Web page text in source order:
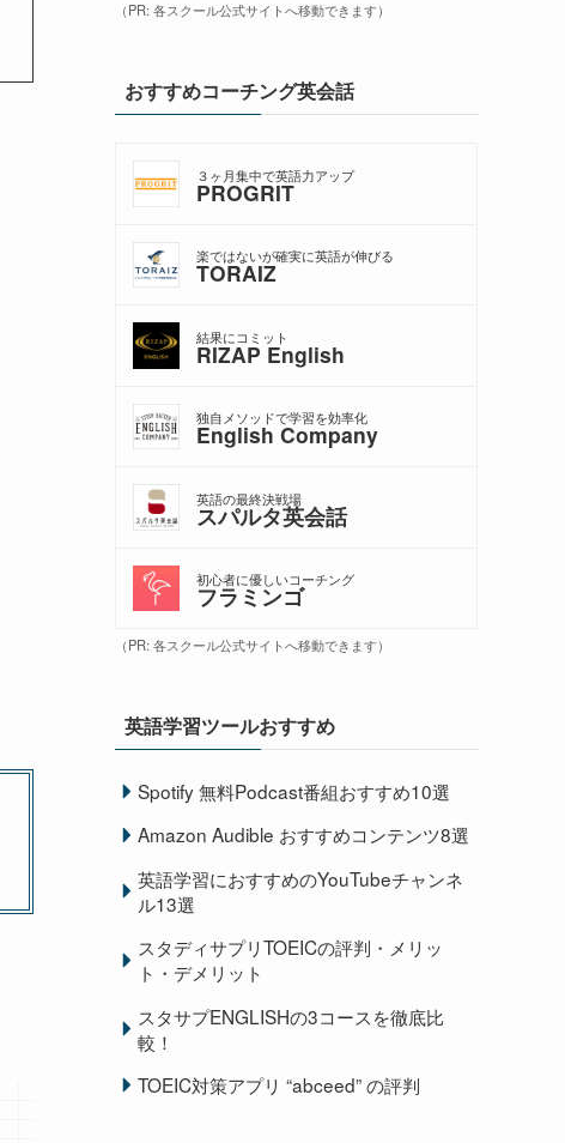
（PR: 各スクール公式サイトへ移動できます）
おすすめコーチング英会話
３ヶ月集中で英語力アップ
PROGRIT
楽ではないが確実に英語が伸びる
TORAIZ
結果にコミット
RIZAP English
独自メソッドで学習を効率化
English Company
英語の最終決戦場
スパルタ英会話
初心者に優しいコーチング
フラミンゴ
（PR: 各スクール公式サイトへ移動できます）
英語学習ツールおすすめ
Spotify 無料Podcast番組おすすめ10選
Amazon Audible おすすめコンテンツ8選
英語学習におすすめのYouTubeチャンネ
ル13選
スタディサプリTOEICの評判・メリッ
ト・デメリット
スタサプENGLISHの3コースを徹底比
較！
TOEIC対策アプリ “abceed” の評判